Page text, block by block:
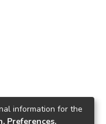
information for the
Preferences,